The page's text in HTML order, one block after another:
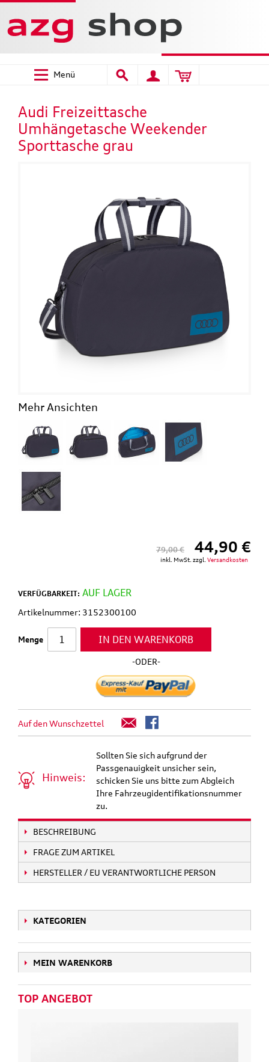
Menü
Audi Freizeittasche
Umhängetasche Weekender
Sporttasche grau
Mehr Ansichten
79,00 € 44,90 €
inkl. MwSt. zzgl. Versandkosten
VERFÜGBARKEIT: AUF LAGER
Artikelnummer: 3152300100
Menge IN DEN WARENKORB
-ODER-
Auf den Wunschzettel
Hinweis:
Sollten Sie sich aufgrund der
Passgenauigkeit unsicher sein,
schicken Sie uns bitte zum Abgleich
Ihre Fahrzeugidentifikationsnummer
zu.
BESCHREIBUNG
FRAGE ZUM ARTIKEL
HERSTELLER / EU VERANTWORTLICHE PERSON
KATEGORIEN
MEIN WARENKORB
TOP ANGEBOT